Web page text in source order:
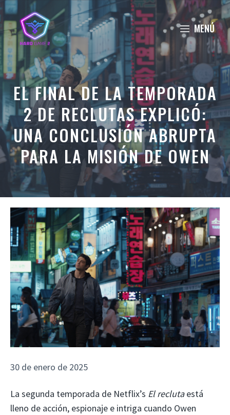
Saltar
al
contenido
MENÚ
EL FINAL DE LA TEMPORADA
2 DE RECLUTAS EXPLICÓ:
UNA CONCLUSIÓN ABRUPTA
PARA LA MISIÓN DE OWEN
30 de enero de 2025
La segunda temporada de Netflix’s El reclutaestá
lleno de acción, espionaje e intriga cuando Owen